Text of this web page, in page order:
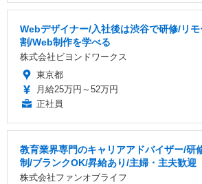
Webデザイナー/入社後は渋谷で研修/リ
割/Web制作を学べる
株式会社ビヨンドワークス
東京都
月給25万円～52万円
正社員
教育業界専門のキャリアアドバイザー/研
制/ブランクOK/昇給あり/主婦・主夫歓迎
株式会社ファンオブライフ